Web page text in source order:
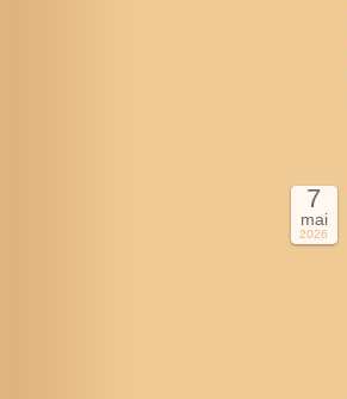
7
mai
2026